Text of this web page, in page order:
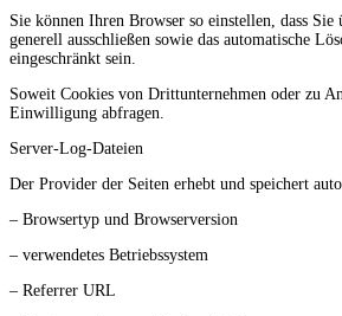
Sie können Ihren Browser so einstellen, dass
generell ausschließen sowie das automatische
eingeschränkt sein.
Soweit Cookies von Drittunternehmen oder zu
Einwilligung abfragen.
Server-Log-Dateien
Der Provider der Seiten erhebt und speichert
– Browsertyp und Browserversion
– verwendetes Betriebssystem
– Referrer URL